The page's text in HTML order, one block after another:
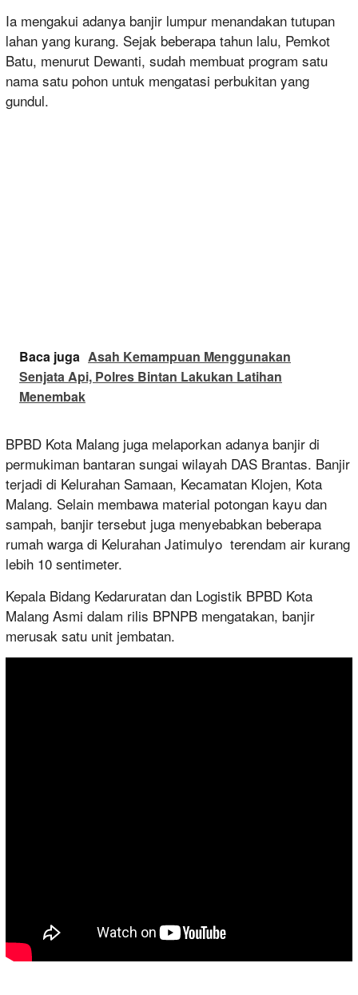
Ia mengakui adanya banjir lumpur menandakan tutupan
lahan yang kurang. Sejak beberapa tahun lalu, Pemkot
Batu, menurut Dewanti, sudah membuat program satu
nama satu pohon untuk mengatasi perbukitan yang
gundul.
Baca juga Asah Kemampuan Menggunakan
Senjata Api, Polres Bintan Lakukan Latihan
Menembak
BPBD Kota Malang juga melaporkan adanya banjir di
permukiman bantaran sungai wilayah DAS Brantas. Banjir
terjadi di Kelurahan Samaan, Kecamatan Klojen, Kota
Malang. Selain membawa material potongan kayu dan
sampah, banjir tersebut juga menyebabkan beberapa
rumah warga di Kelurahan Jatimulyo terendam air kurang
lebih 10 sentimeter.
Kepala Bidang Kedaruratan dan Logistik BPBD Kota
Malang Asmi dalam rilis BPNPB mengatakan, banjir
merusak satu unit jembatan.